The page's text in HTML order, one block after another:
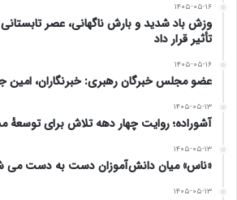
۱۴۰۵-۰۵-۱۶
وزش باد شدید و بارش ناگهانی، عصر
تأثیر قرار داد
۱۴۰۵-۰۵-۱۶
عضو مجلس خبرگان رهبری: خبرنگاران، امین
۱۴۰۵-۰۵-۱۳
آشوراده؛ روایت چهار دهه تلاش برای توسعهٔ
۱۴۰۵-۰۵-۱۳
«ناس» میان دانش‌آموزان دست به دست می
۱۴۰۵-۰۵-۱۳